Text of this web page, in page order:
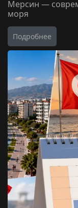
Мерсин —
моря
Подробнее